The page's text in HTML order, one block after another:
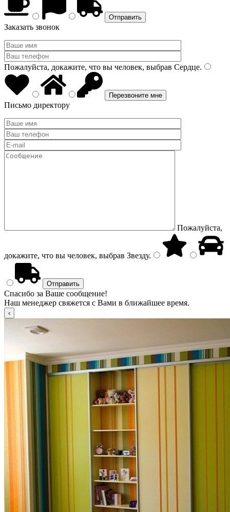
Заказать звонок
Пожалуйста, докажите, что вы человек, выбрав Сердце.
Письмо директору
Пожалуйста,
докажите, что вы человек, выбрав Звезду.
Спасибо за Ваше сообщение!
Наш менеджер свяжется с Вами в ближайшее время.